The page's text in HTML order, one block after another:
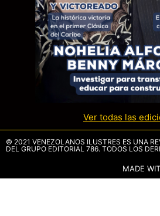
Ver todas las
© 2021 VENEZOLANOS ILUSTRES ES UNA
DEL GRUPO EDITORIAL 786. TODOS LOS
MADE